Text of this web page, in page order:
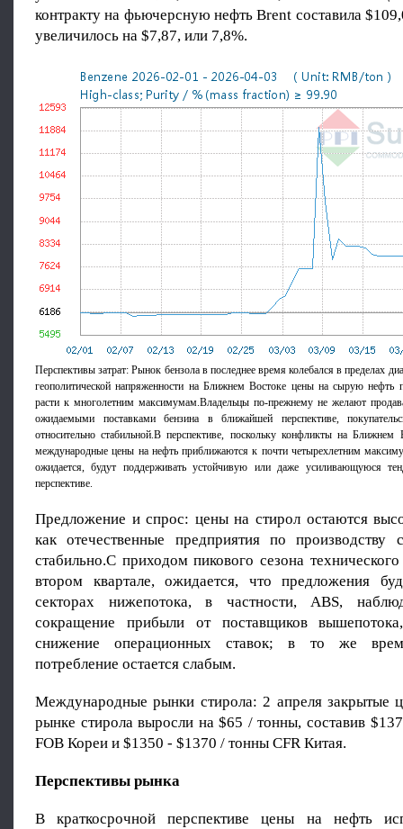
контракту на фьючерсную нефть Brent составила
увеличилось на $7,87, или 7,8%.
Перспективы затрат: Рынок бензола в последнее время колебался в пределах
геополитической напряженности на Ближнем Востоке цены на сырую нефть
расти к многолетним максимумам.Владельцы по-прежнему не желают
ожидаемыми поставками бензина в ближайшей перспективе,
относительно стабильной.В перспективе, поскольку конфликты на
международные цены на нефть приближаются к почти четырехлетним
ожидается, будут поддерживать устойчивую или даже усиливающуюся
перспективе.
Предложение и спрос: цены на стирол остаются
как отечественные предприятия по производству
стабильно.С приходом пикового сезона
втором квартале, ожидается, что предложения
секторах нижепотока, в частности, ABS,
сокращение прибыли от поставщиков
снижение операционных ставок; в то же
потребление остается слабым.
Международные рынки стирола: 2 апреля закрытые
рынке стирола выросли на $65 / тонны, составив
FOB Кореи и $1350 - $1370 / тонны CFR Китая.
Перспективы рынка
В краткосрочной перспективе цены на нефть